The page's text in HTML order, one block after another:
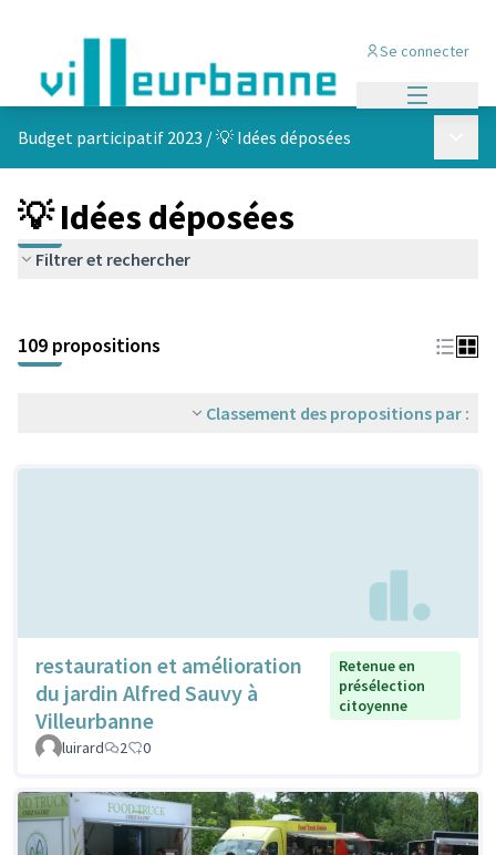
Se connecter
Budget participatif 2023 /💡 Idées déposées
💡 Idées déposées
Filtrer et rechercher
+
−
109 propositions
Classement des propositions par :
restauration et amélioration
du jardin Alfred Sauvy à
Villeurbanne
Retenue en
présélection
citoyenne
luirard 2 0